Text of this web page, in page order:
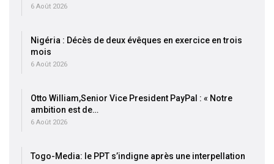
6 Août 2026
Nigéria : Décès de deux évêques en exercice en trois
mois
6 Août 2026
Otto William,Senior Vice President PayPal : « Notre
ambition est de…
6 Août 2026
Togo-Media: le PPT s’indigne après une interpellation